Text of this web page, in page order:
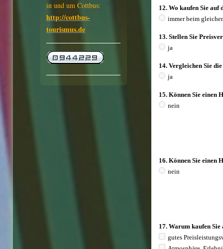
in und um Cottbus:
http://cottbus-
tourismus.de